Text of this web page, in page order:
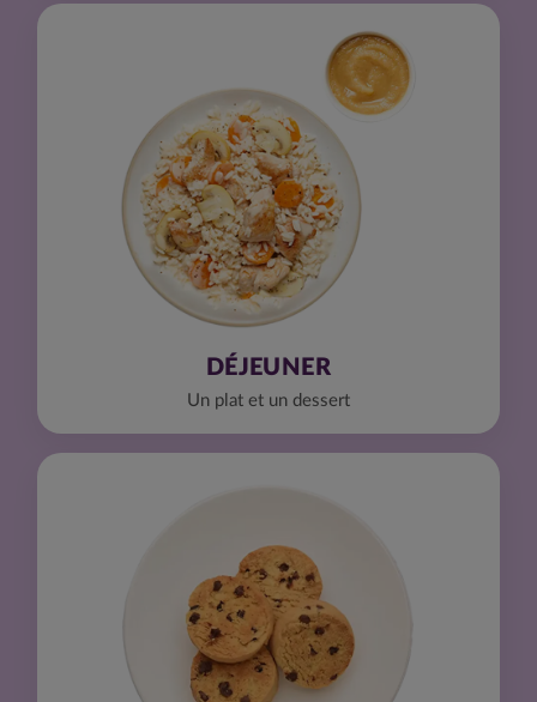
DÉJEUNER
Un plat et un dessert